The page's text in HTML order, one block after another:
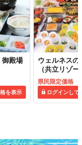
殿場
を表示
ウェルネス
（共立リゾー
県民限定価格
ログインして